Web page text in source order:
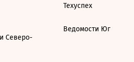
Северо-
Техуспех
Ведомости Юг